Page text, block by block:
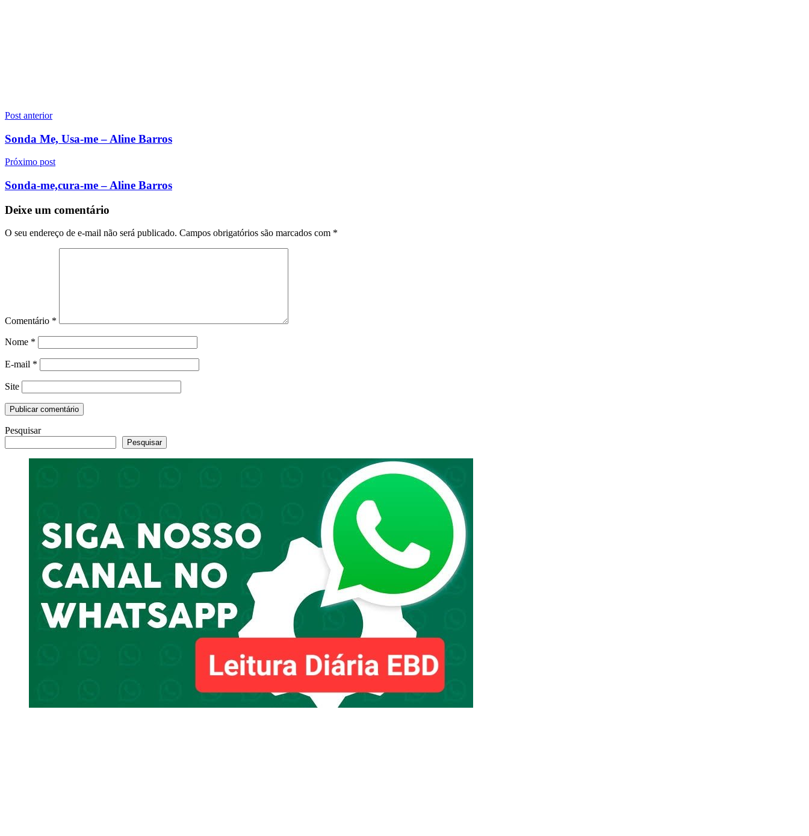
Navegação
de
Post anterior
Sonda Me, Usa-me – Aline Barros
Próximo post
Sonda-me,cura-me – Aline Barros
Deixe um comentário
O seu endereço de e-mail não será publicado. Campos obrigatórios são marcados com *
Comentário *
Nome *
E-mail *
Site
Pesquisar
Pesquisar